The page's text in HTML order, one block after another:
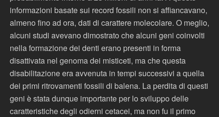
informazioni basate sui record fossili non si affiancavano,
almeno fino ad ora, dati di carattere molecolare. O meglio,
alcuni studi avevano dimostrato che alcuni geni coinvolti
nella formazione dei denti erano presenti in forma
disattivata nel genoma dei misticeti, ma che questa
disabilitazione era avvenuta in tempi successivi a quella
dei primi ritrovamenti fossili di balena. La perdita di questi
geni è stata dunque importante per lo sviluppo delle
caratteristiche degli odierni cetacei, ma non fu il primo